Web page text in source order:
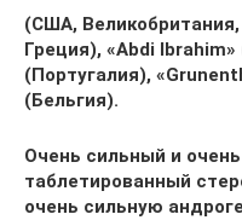
(США,
Греция), «Abdi
(Португалия),
(Бельгия).
Очень сильный и
таблетированный
очень сильную